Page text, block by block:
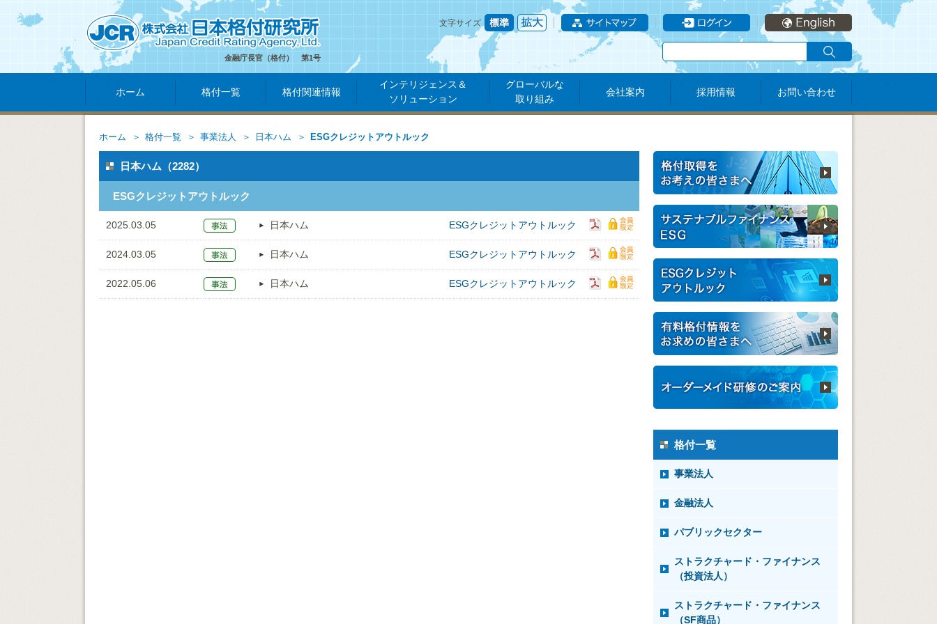
金融庁長官（格付） 第1号
文字サイズ
ホーム 格付一覧 格付関連情報
インテリジェンス＆
ソリューション
グローバルな
取り組み
会社案内 採用情報 お問い合わせ
ホーム 格付一覧 事業法人 日本ハム ESGクレジットアウトルック
日本ハム（2282）
ESGクレジットアウトルック
2025.03.05 日本ハム ESGクレジットアウトルック
2024.03.05 日本ハム ESGクレジットアウトルック
2022.05.06 日本ハム ESGクレジットアウトルック
格付一覧
事業法人
金融法人
パブリックセクター
ストラクチャード・ファイナンス
（投資法人）
ストラクチャード・ファイナンス
（SF商品）